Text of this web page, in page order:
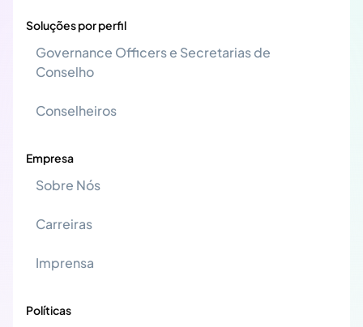
Soluções por perfil
Governance Officers e Secretarias de
Conselho
Conselheiros
Empresa
Sobre Nós
Carreiras
Imprensa
Políticas